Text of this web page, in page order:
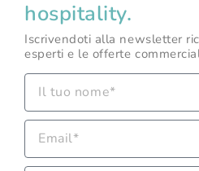
hospitality.
Iscrivendoti alla newsletter
esperti e le offerte